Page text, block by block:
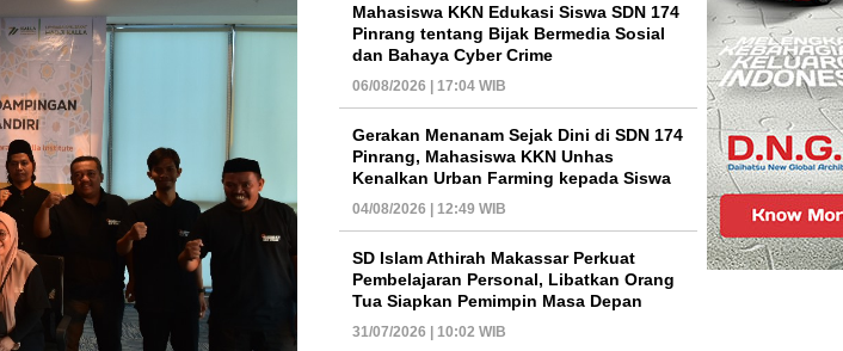
Mahasiswa KKN Edukasi Siswa SDN 174
Pinrang tentang Bijak Bermedia Sosial
dan Bahaya Cyber Crime
06/08/2026 | 17:04 WIB
Gerakan Menanam Sejak Dini di SDN 174
Pinrang, Mahasiswa KKN Unhas
Kenalkan Urban Farming kepada Siswa
04/08/2026 | 12:49 WIB
SD Islam Athirah Makassar Perkuat
Pembelajaran Personal, Libatkan Orang
Tua Siapkan Pemimpin Masa Depan
31/07/2026 | 10:02 WIB